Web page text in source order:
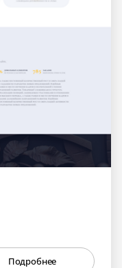
Подробнее